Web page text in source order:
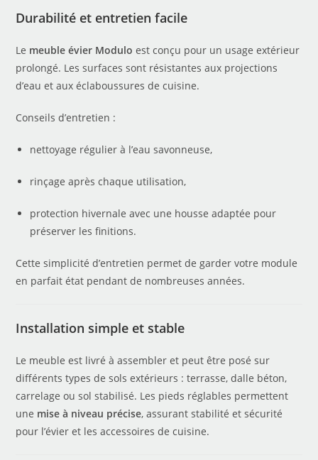
Durabilité et entretien facile
Le meuble évier Modulo est conçu pour un usage extérieur
prolongé. Les surfaces sont résistantes aux projections
d’eau et aux éclaboussures de cuisine.
Conseils d’entretien :
nettoyage régulier à l’eau savonneuse,
rinçage après chaque utilisation,
protection hivernale avec une housse adaptée pour
préserver les finitions.
Cette simplicité d’entretien permet de garder votre module
en parfait état pendant de nombreuses années.
Installation simple et stable
Le meuble est livré à assembler et peut être posé sur
différents types de sols extérieurs : terrasse, dalle béton,
carrelage ou sol stabilisé. Les pieds réglables permettent
une mise à niveau précise, assurant stabilité et sécurité
pour l’évier et les accessoires de cuisine.